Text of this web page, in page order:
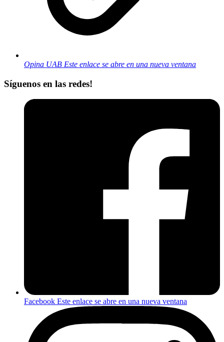
Opina UAB Este enlace se abre en una nueva ventana
Síguenos en las redes!
Facebook Este enlace se abre en una nueva ventana